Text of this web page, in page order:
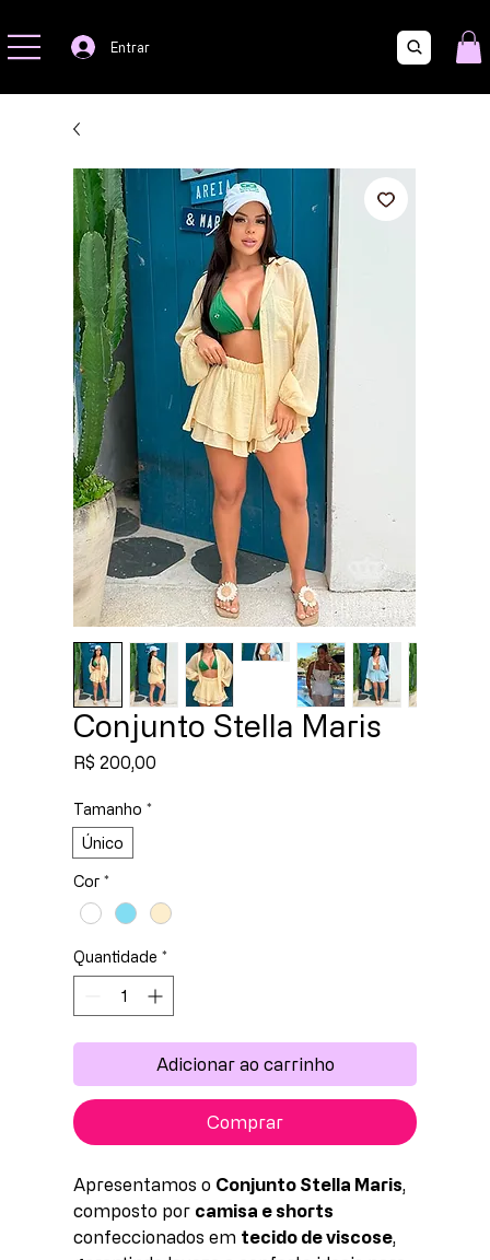
Entrar
Conjunto Stella Maris
R$ 200,00
Tamanho *
Único
Cor *
Quantidade *
Adicionar ao carrinho
Comprar
Apresentamos o Conjunto Stella Maris,
composto por camisa e shorts
confeccionados em tecido de viscose,